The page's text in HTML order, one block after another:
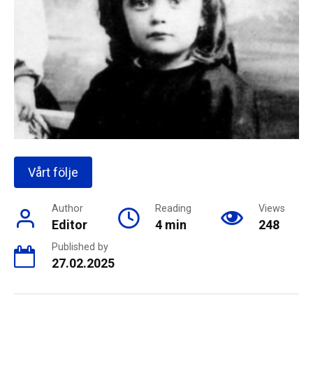
Vårt följe
Author
Editor
Reading
4 min
Views
248
Published by
27.02.2025